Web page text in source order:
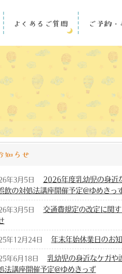
よくあるご質問 ご予約
知らせ
年3月5日
2026年度乳幼児の身近
飲の対処法講座開催予定@ゆめきっ
年3月5日
交通費規定の改定に関
年12月24日 年末年始休業日のお
年6月18日
乳幼児の身近なケガや
法講座開催予定@ゆめきっず